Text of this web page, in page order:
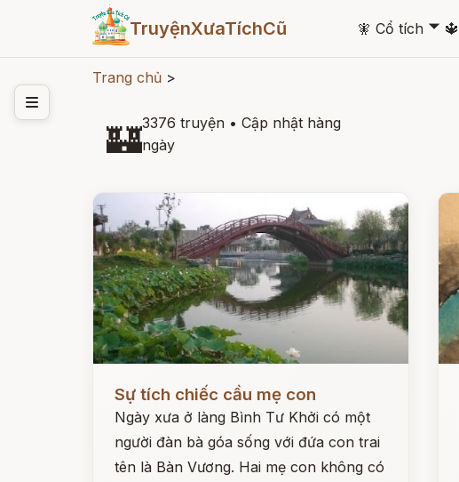
TruyệnXưaTíchCũ 🧚 Cổ tích 🞃 🔱
Trang chủ >
🏰3376 truyện • Cập nhật hàng
ngày
Sự tích chiếc cầu mẹ con
Ngày xưa ở làng Bình Tư Khởi có một
người đàn bà góa sống với đứa con trai
tên là Bàn Vương. Hai mẹ con không có